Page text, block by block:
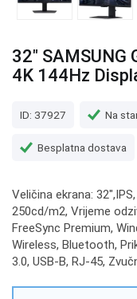
32" SAMSUNG
4K 144Hz
ID: 37927 Na
Besplatna dostava
Veličina ekrana:
250cd/m2, Vrijeme
FreeSync Premium,
Wireless, Bluetooth,
3.0, USB-B, RJ-45,